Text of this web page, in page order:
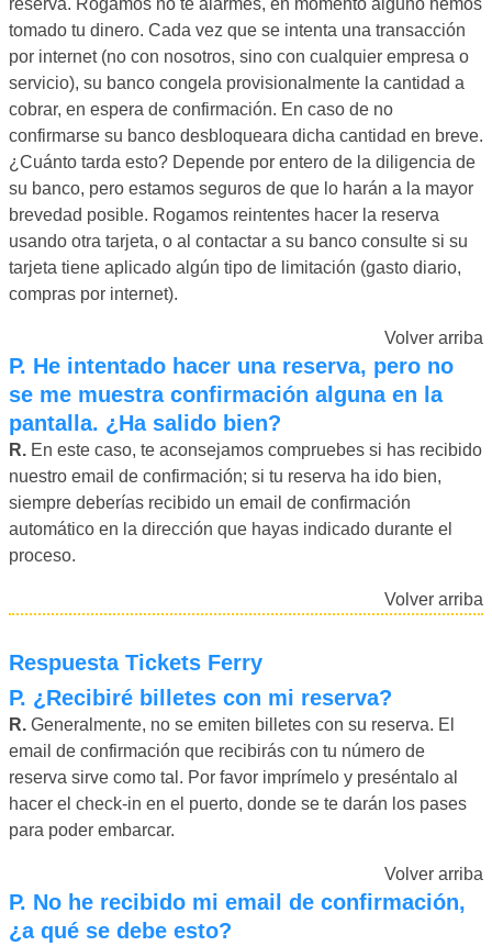
tomado tu dinero. Cada vez que se intenta una transacción
por internet (no con nosotros, sino con cualquier empresa o
servicio), su banco congela provisionalmente la cantidad a
cobrar, en espera de confirmación. En caso de no
confirmarse su banco desbloqueara dicha cantidad en breve.
¿Cuánto tarda esto? Depende por entero de la diligencia de
su banco, pero estamos seguros de que lo harán a la mayor
brevedad posible. Rogamos reintentes hacer la reserva
usando otra tarjeta, o al contactar a su banco consulte si su
tarjeta tiene aplicado algún tipo de limitación (gasto diario,
compras por internet).
Volver arriba
P. He intentado hacer una reserva, pero no
se me muestra confirmación alguna en la
pantalla. ¿Ha salido bien?
R. En este caso, te aconsejamos compruebes si has recibido
nuestro email de confirmación; si tu reserva ha ido bien,
siempre deberías recibido un email de confirmación
automático en la dirección que hayas indicado durante el
proceso.
Volver arriba
Respuesta Tickets Ferry
P. ¿Recibiré billetes con mi reserva?
R. Generalmente, no se emiten billetes con su reserva. El
email de confirmación que recibirás con tu número de
reserva sirve como tal. Por favor imprímelo y preséntalo al
hacer el check-in en el puerto, donde se te darán los pases
para poder embarcar.
Volver arriba
P. No he recibido mi email de confirmación,
¿a qué se debe esto?